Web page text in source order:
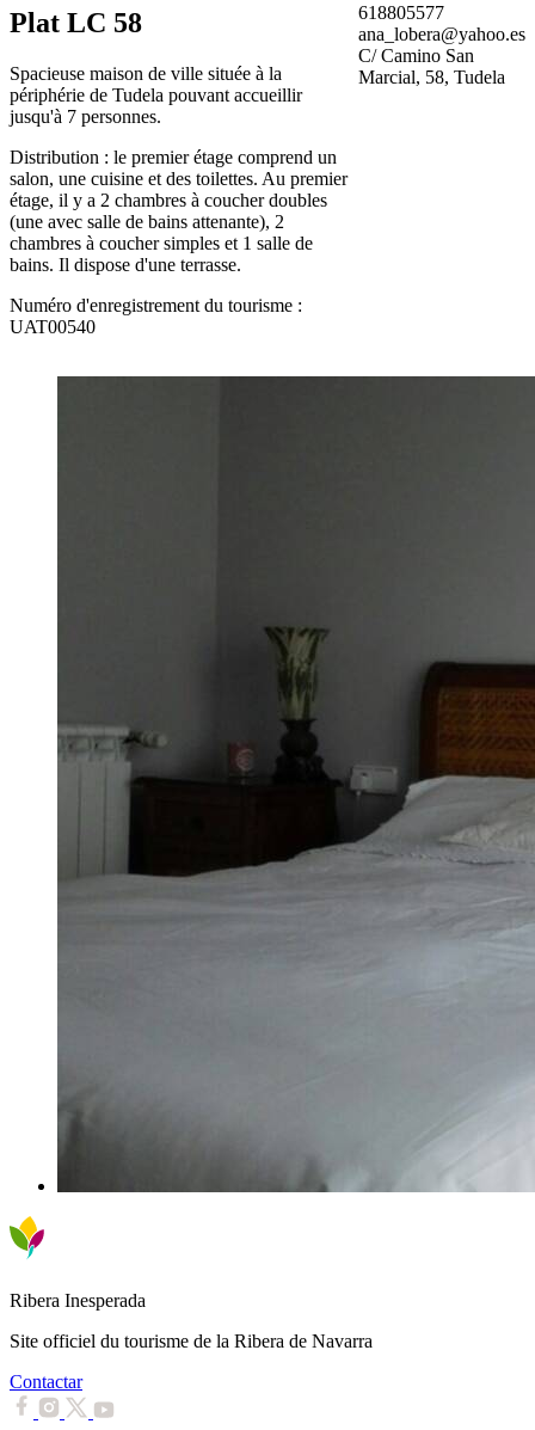
Plat LC 58
Spacieuse maison de ville située à la
périphérie de Tudela pouvant accueillir
jusqu'à 7 personnes.
Distribution : le premier étage comprend un
salon, une cuisine et des toilettes. Au premier
étage, il y a 2 chambres à coucher doubles
(une avec salle de bains attenante), 2
chambres à coucher simples et 1 salle de
bains. Il dispose d'une terrasse.
Numéro d'enregistrement du tourisme :
UAT00540
618805577
ana_lobera@yahoo.es
C/ Camino San
Marcial, 58, Tudela
Ribera Inesperada
Site officiel du tourisme de la Ribera de Navarra
Contactar